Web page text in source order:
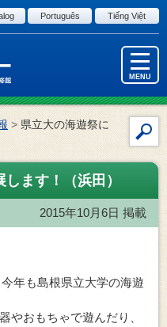
Português
Tiếng Việt
MENU
イ
検
索
>県立大の海遊祭に
ます！（浜田）
2015年10月6日 掲載
年も島根県立大学の海遊
やおもちゃで遊んだり、